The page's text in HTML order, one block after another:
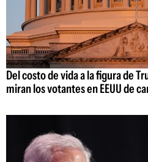
Del costo de vida a la figura de
miran los votantes en EEUU de